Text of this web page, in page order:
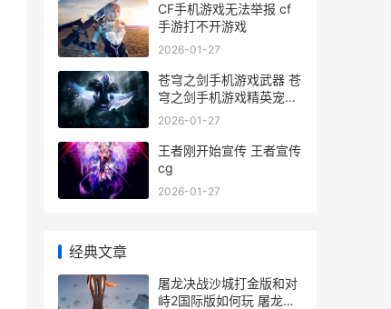
CF手机游戏无法举报 cf
手游打不开游戏
2026-01-27
苍穹之剑手机游戏武器 苍
穹之剑手机游戏精英宠物
攻略
2026-01-27
王者刚开始宣传 王者宣传
cg
2026-01-27
经典文章
屠龙决战沙城打金版和对
峙2国际版如何玩 屠龙决